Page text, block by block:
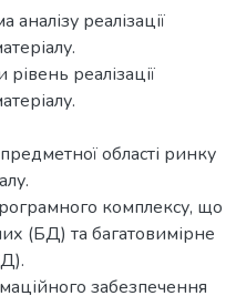
реалізації
реалізації
області ринку
комплексу, що
(БД) та багатовимірне
забезпечення